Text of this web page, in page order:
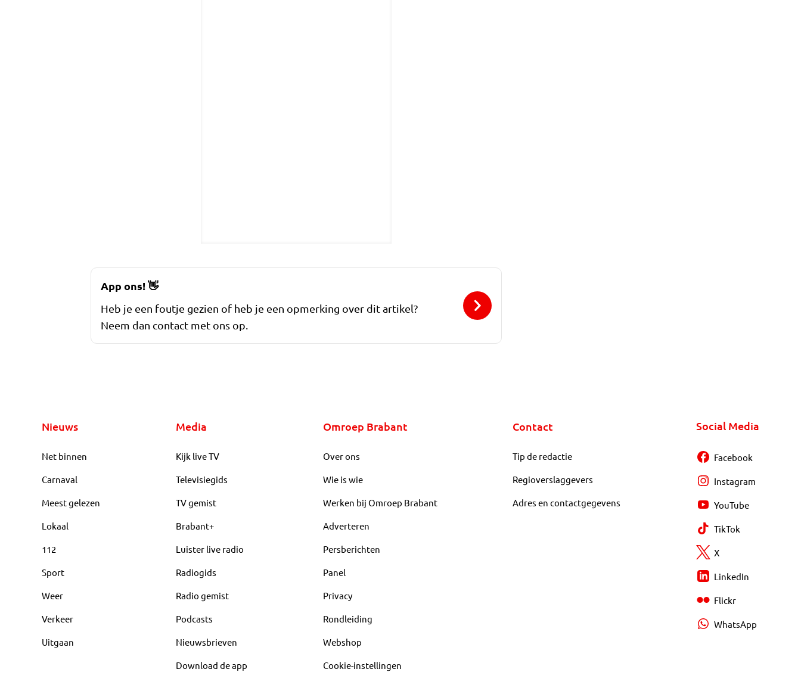
App ons!👋
Heb je een foutje gezien of heb je een opmerking over dit artikel?
Neem dan contact met ons op.
Nieuws
Net binnen
Carnaval
Meest gelezen
Lokaal
112
Sport
Weer
Verkeer
Uitgaan
Media
Kijk live TV
Televisiegids
TV gemist
Brabant+
Luister live radio
Radiogids
Radio gemist
Podcasts
Nieuwsbrieven
Download de app
Omroep Brabant
Over ons
Wie is wie
Werken bij Omroep Brabant
Adverteren
Persberichten
Panel
Privacy
Rondleiding
Webshop
Cookie-instellingen
Contact
Tip de redactie
Regioverslaggevers
Adres en contactgegevens
Social Media
Facebook
Instagram
YouTube
TikTok
X
LinkedIn
Flickr
WhatsApp